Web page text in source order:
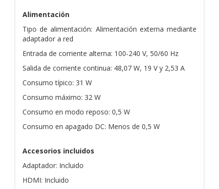
Alimentación
Tipo de alimentación: Alimentación externa mediante
adaptador a red
Entrada de corriente alterna: 100-240 V, 50/60 Hz
Salida de corriente continua: 48,07 W, 19 V y 2,53 A
Consumo típico: 31 W
Consumo máximo: 32 W
Consumo en modo reposo: 0,5 W
Consumo en apagado DC: Menos de 0,5 W
Accesorios incluidos
Adaptador: Incluido
HDMI: Incluido